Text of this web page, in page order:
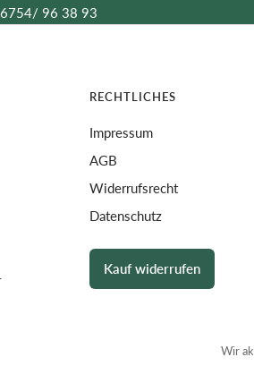
96 38 93
RECHTLICHES
Impressum
AGB
Widerrufsrecht
Datenschutz
Kauf widerrufen
Wir